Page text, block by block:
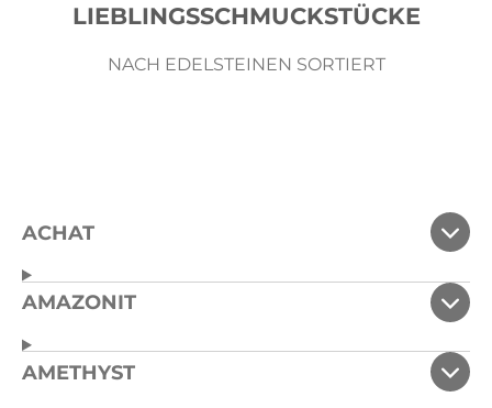
LIEBLINGSSCHMUCKSTÜCKE
NACH EDELSTEINEN SORTIERT
ACHAT
AMAZONIT
AMETHYST